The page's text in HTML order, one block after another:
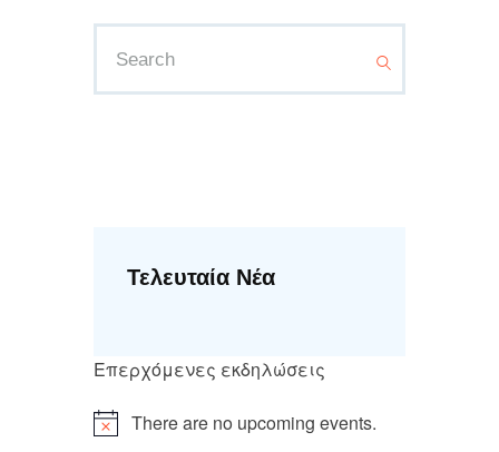
Τελευταία Νέα
Επερχόμενες εκδηλώσεις
There are no upcoming events.